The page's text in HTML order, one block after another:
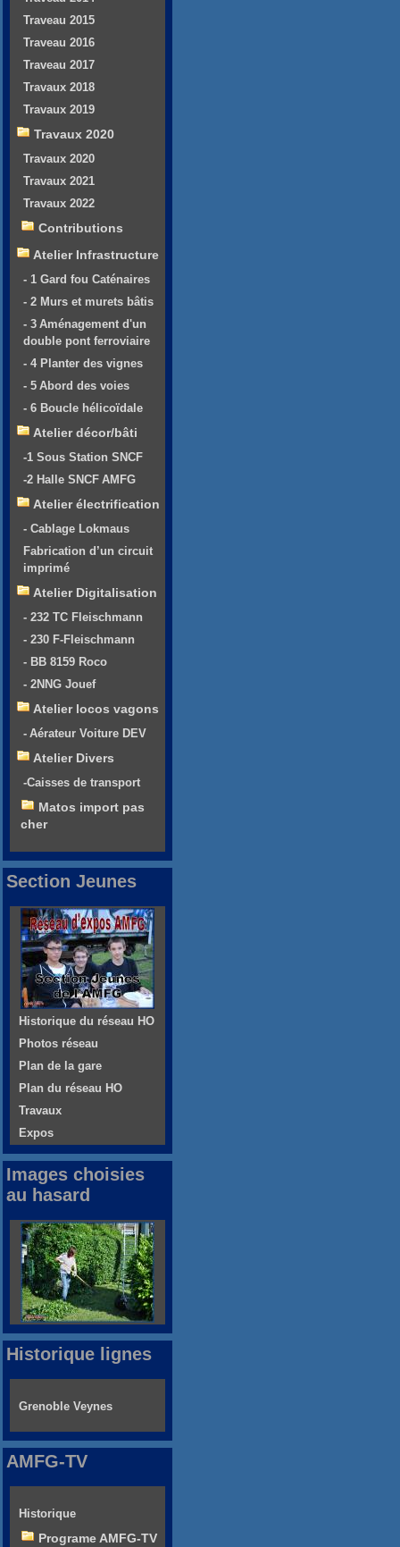
Traveau 2015
Traveau 2016
Traveau 2017
Travaux 2018
Travaux 2019
Travaux 2020
Travaux 2020
Travaux 2021
Travaux 2022
Contributions
Atelier Infrastructure
- 1 Gard fou Caténaires
- 2 Murs et murets bâtis
- 3 Aménagement d'un
double pont ferroviaire
- 4 Planter des vignes
- 5 Abord des voies
- 6 Boucle hélicoïdale
Atelier décor/bâti
-1 Sous Station SNCF
-2 Halle SNCF AMFG
Atelier électrification
- Cablage Lokmaus
Fabrication d’un circuit
imprimé
Atelier Digitalisation
- 232 TC Fleischmann
- 230 F-Fleischmann
- BB 8159 Roco
- 2NNG Jouef
Atelier locos vagons
- Aérateur Voiture DEV
Atelier Divers
-Caisses de transport
Matos import pas
cher
Section Jeunes
Historique du réseau HO
Photos réseau
Plan de la gare
Plan du réseau HO
Travaux
Expos
Images choisies
au hasard
Historique lignes
Grenoble Veynes
AMFG-TV
Historique
Programe AMFG-TV